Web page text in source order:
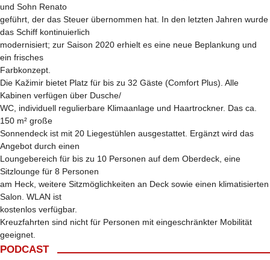
und Sohn Renato
geführt, der das Steuer übernommen hat. In den letzten Jahren wurde
das Schiff kontinuierlich
modernisiert; zur Saison 2020 erhielt es eine neue Beplankung und
ein frisches
Farbkonzept.
Die Kažimir bietet Platz für bis zu 32 Gäste (Comfort Plus). Alle
Kabinen verfügen über Dusche/
WC, individuell regulierbare Klimaanlage und Haartrockner. Das ca.
150 m² große
Sonnendeck ist mit 20 Liegestühlen ausgestattet. Ergänzt wird das
Angebot durch einen
Loungebereich für bis zu 10 Personen auf dem Oberdeck, eine
Sitzlounge für 8 Personen
am Heck, weitere Sitzmöglichkeiten an Deck sowie einen klimatisierten
Salon. WLAN ist
kostenlos verfügbar.
Kreuzfahrten sind nicht für Personen mit eingeschränkter Mobilität
geeignet.
PODCAST